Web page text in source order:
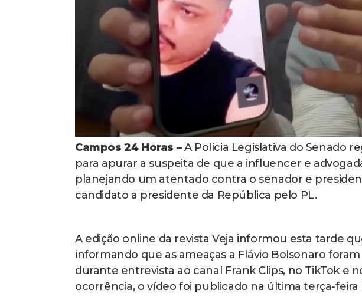
Campos 24 Horas –A Polícia Legislativa do Senado
para apurar a suspeita de que a influencer e
planejando um atentado contra o senador e
candidato a presidente da República pelo PL.
A edição online da revista Veja informou esta tarde
informando que as ameaças a Flávio Bolsonaro
durante entrevista ao canal Frank Clips, no TikTok e
ocorrência, o vídeo foi publicado na última terça-feira